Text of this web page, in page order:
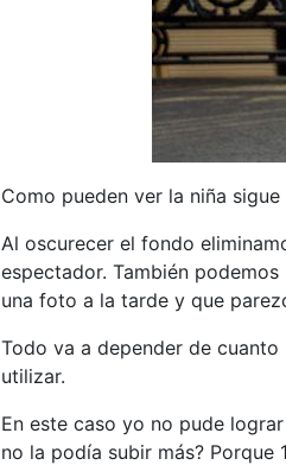
Como pueden ver la niña
Al oscurecer el fondo
espectador. También
una foto a la tarde y que
Todo va a depender de
utilizar.
En este caso yo no pude
no la podía subir más?